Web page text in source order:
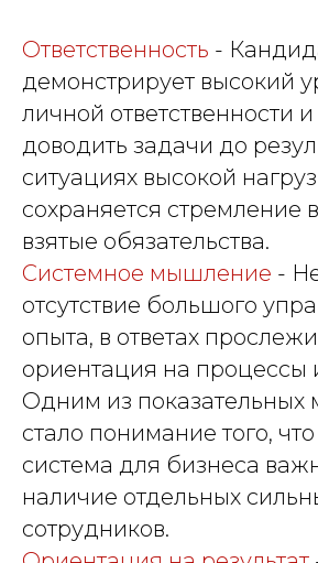
Ответственность -
демонстрирует высокий
личной ответственности и
доводить задачи до
ситуациях высокой
сохраняется стремление
взятые обязательства.
Системное мышление -
отсутствие большого
опыта, в ответах
ориентация на процессы
Одним из показательных
стало понимание того,
система для бизнеса
наличие отдельных
сотрудников.